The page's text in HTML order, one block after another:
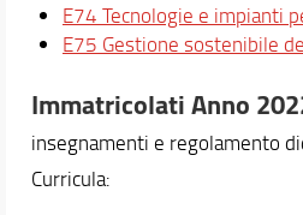
E74 Tecnologie e impianti
E75 Gestione sostenibile
Immatricolati Anno
insegnamenti e regolamento
Curricula: